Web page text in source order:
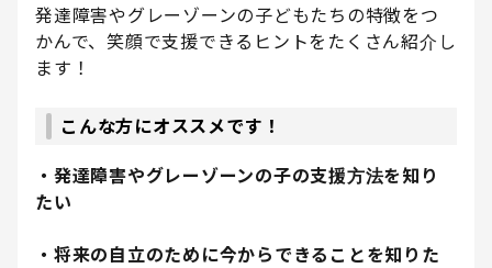
発達障害やグレーゾーンの子どもたちの特徴をつ
かんで、笑顔で支援できるヒントをたくさん紹介し
ます！
こんな方にオススメです！
・発達障害やグレーゾーンの子の支援方法を知り
たい
・将来の自立のために今からできることを知りた